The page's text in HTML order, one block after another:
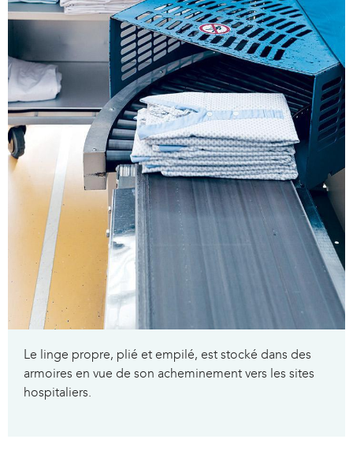
Le linge propre, plié et empilé, est stocké dans des
armoires en vue de son acheminement vers les sites
hospitaliers.